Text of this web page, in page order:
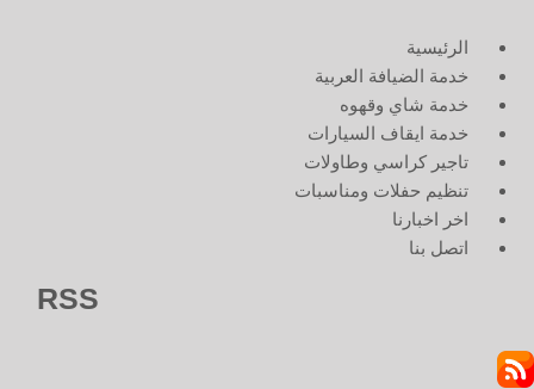
الرئيسية
خدمة الضيافة العربية
خدمة شاي وقهوه
خدمة ايقاف السيارات
تاجير كراسي وطاولات
تنظيم حفلات ومناسبات
اخر اخبارنا
اتصل بنا
RSS